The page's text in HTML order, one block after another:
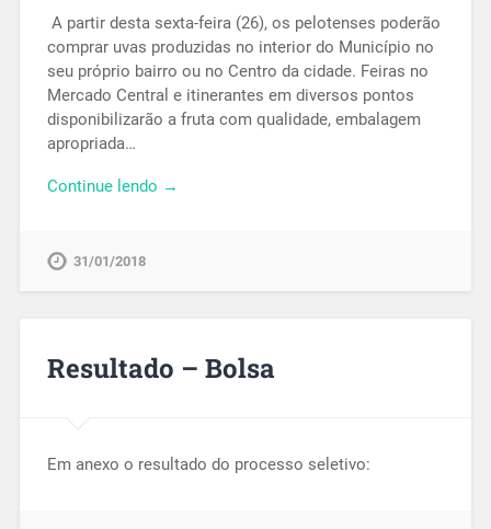
A partir desta sexta-feira (26), os pelotenses poderão
comprar uvas produzidas no interior do Município no
seu próprio bairro ou no Centro da cidade. Feiras no
Mercado Central e itinerantes em diversos pontos
disponibilizarão a fruta com qualidade, embalagem
apropriada…
Continue lendo →
31/01/2018
Resultado – Bolsa
Em anexo o resultado do processo seletivo: